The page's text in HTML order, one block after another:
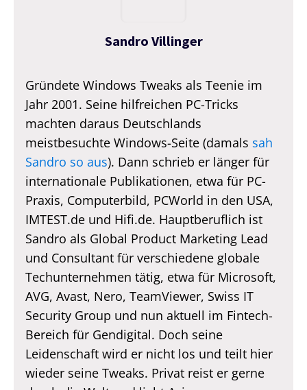
Sandro Villinger
Gründete Windows Tweaks als Teenie im
Jahr 2001. Seine hilfreichen PC-Tricks
machten daraus Deutschlands
meistbesuchte Windows-Seite (damals sah
Sandro so aus). Dann schrieb er länger für
internationale Publikationen, etwa für PC-
Praxis, Computerbild, PCWorld in den USA,
IMTEST.de und Hifi.de. Hauptberuflich ist
Sandro als Global Product Marketing Lead
und Consultant für verschiedene globale
Techunternehmen tätig, etwa für Microsoft,
AVG, Avast, Nero, TeamViewer, Swiss IT
Security Group und nun aktuell im Fintech-
Bereich für Gendigital. Doch seine
Leidenschaft wird er nicht los und teilt hier
wieder seine Tweaks. Privat reist er gerne